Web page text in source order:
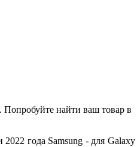
Попробуйте найти ваш товар в
года Samsung - для Galaxy